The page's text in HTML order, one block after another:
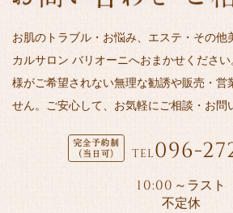
お肌のトラブル・お悩み、エステ・その他
カルサロン バリオーニへおまかせくださ
様がご希望されない無理な勧誘や販売・営
せん。ご安心して、お気軽にご相談・お問
TEL096-
10:00 ～ラスト
不定休